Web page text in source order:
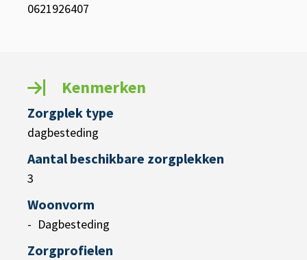
0621926407
Kenmerken
Zorgplek type
dagbesteding
Aantal beschikbare zorgplekken
3
Woonvorm
Dagbesteding
Zorgprofielen